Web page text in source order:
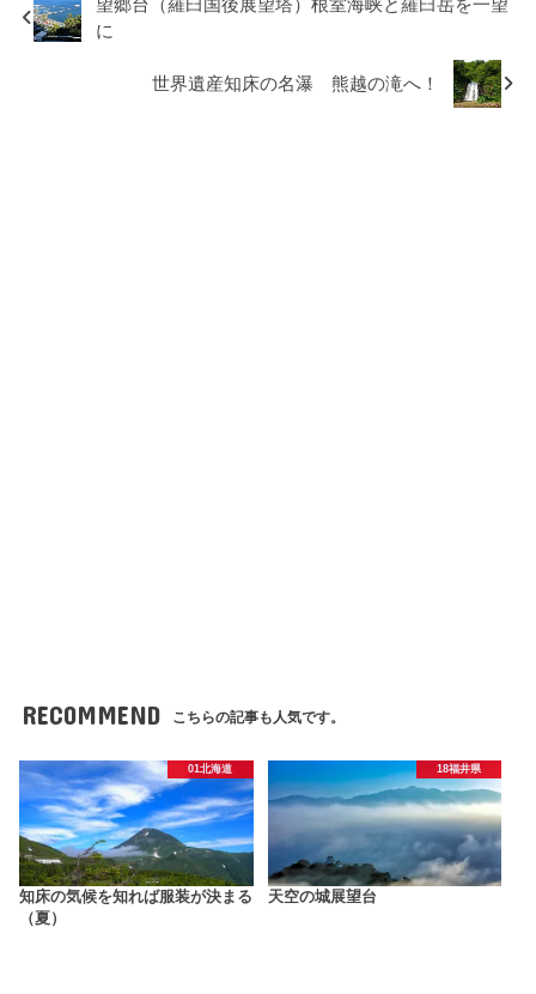
望郷台（羅臼国後展望塔）根室海峡と羅臼岳を一望
に
世界遺産知床の名瀑 熊越の滝へ！
RECOMMEND こちらの記事も人気です。
01北海道
知床の気候を知れば服装が決まる
（夏）
18福井県
天空の城展望台